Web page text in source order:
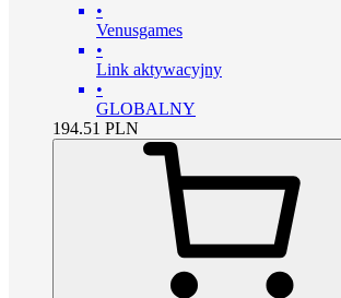
•
Venusgames
•
Link aktywacyjny
•
GLOBALNY
194.51 PLN